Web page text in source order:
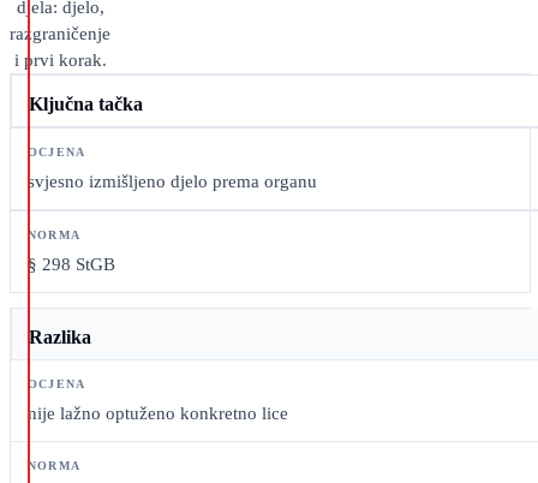
djela: djelo,
razgraničenje
i prvi korak.
Ključna tačka
svjesno izmišljeno djelo prema organu
§ 298 StGB
Razlika
nije lažno optuženo konkretno lice